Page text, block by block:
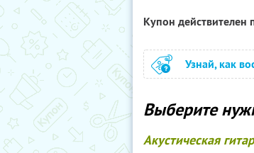
Купон
Узнай, как
Выберите
Акустическая